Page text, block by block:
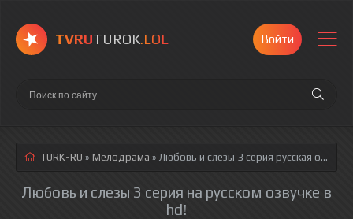
TVRUTUROK.LOL Войти
TURK-RU » Мелодрама » Любовь и слезы 3 серия русская озвучка полностью смотреть онлайн!
Любовь и слезы 3 серия на русском озвучке в
hd!